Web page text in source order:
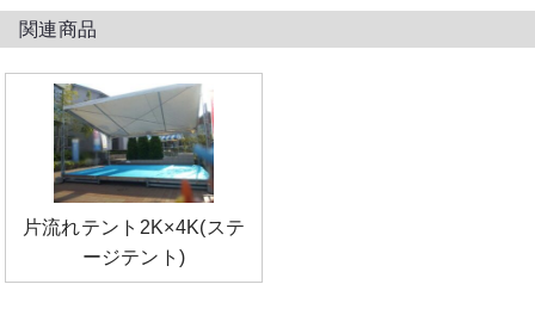
関連商品
片流れテント2K×4K(ステ
ージテント)